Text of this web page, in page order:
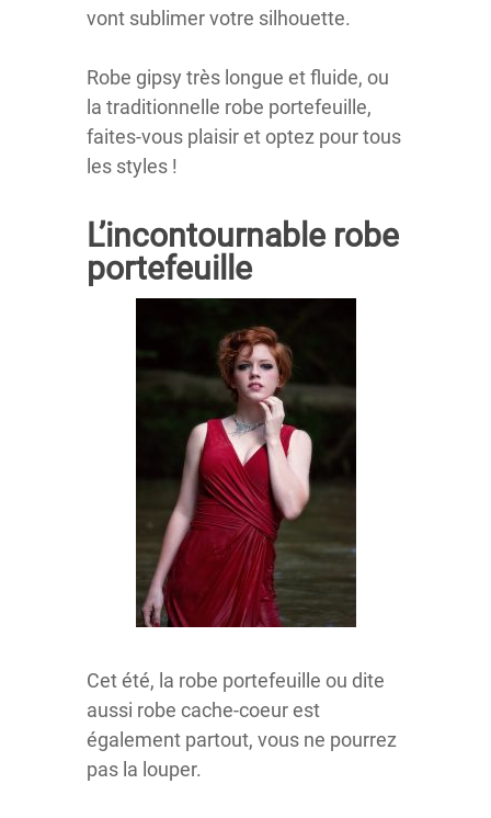
vont sublimer votre silhouette.
Robe gipsy très longue et fluide, ou
la traditionnelle robe portefeuille,
faites-vous plaisir et optez pour tous
les styles !
L’incontournable robe
portefeuille
Cet été, la robe portefeuille ou dite
aussi robe cache-coeur est
également partout, vous ne pourrez
pas la louper.